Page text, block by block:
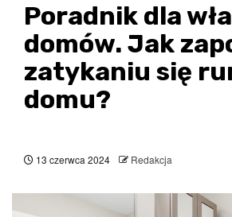
Poradnik dla
domów. Jak
zatykaniu się
domu?
13 czerwca 2024 Redakcja